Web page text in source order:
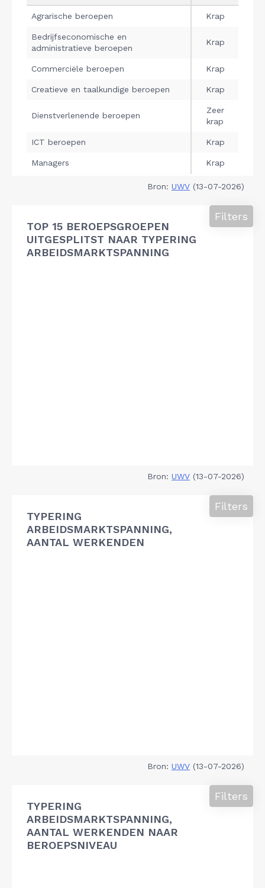
Bron: UWV (13-07-2026)
TOP 15 BEROEPSGROEPEN
UITGESPLITST NAAR TYPERING
ARBEIDSMARKTSPANNING
Filters
Bron: UWV (13-07-2026)
TYPERING
ARBEIDSMARKTSPANNING,
AANTAL WERKENDEN
Filters
Bron: UWV (13-07-2026)
TYPERING
ARBEIDSMARKTSPANNING,
AANTAL WERKENDEN NAAR
BEROEPSNIVEAU
Filters